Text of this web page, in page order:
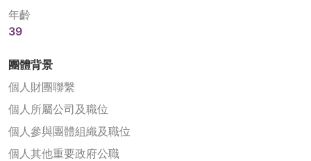
年齡
39
團體背景
個人財團聯繫
個人所屬公司及職位
個人參與團體組織及職位
個人其他重要政府公職